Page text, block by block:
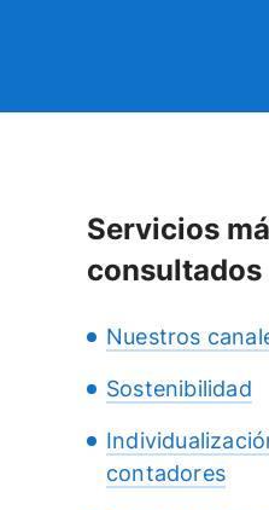
Servicios
consultados
Nuestros
Sostenibilidad
contadores